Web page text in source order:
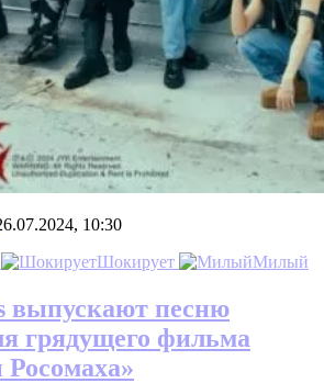
10:30
Шокирует Милый
выпускают песню
грядущего фильма
Росомаха»